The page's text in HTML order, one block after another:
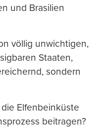
und Brasilien
völlig unwichtigen,
Staaten,
sondern
Elfenbeinküste
beitragen?